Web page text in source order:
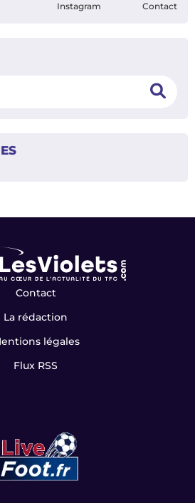
Instagram Contact
Contact
La rédaction
légales
Flux RSS